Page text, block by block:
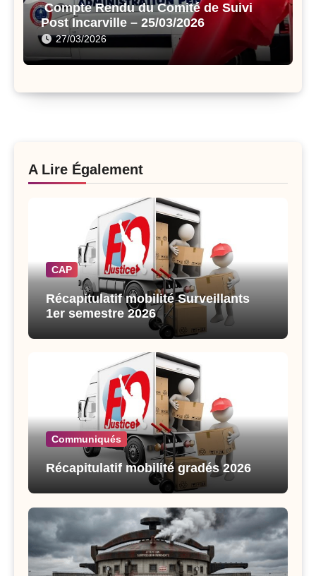
Compte Rendu du Comité de Suivi
Post Incarville – 25/03/2026
27/03/2026
A Lire Également
CAP
Récapitulatif mobilité Surveillants
1er semestre 2026
Communiqués
Récapitulatif mobilité gradés 2026